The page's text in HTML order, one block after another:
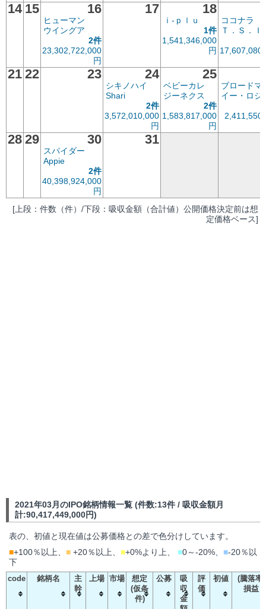
14 15 16
ヒューマン
ウイングア
2件
23,302,722,000
円
17 18
ｉ‐ｐｌｕ
1件
1,541,346,000
円
ココナラ
Ｔ．Ｓ．Ｉ
21 22 23 24
シキノハイ
Shari
2件
3,572,010,000
円
25
ベビーカレ
ジーネクス
2件
1,583,817,000
円
ブロードマ
イー・ロジ
28 29 30
スパイダー
Appie
2件
40,398,924,000
円
31
[上段：件数（件）/下段：吸収金額（合計値）公開価格決定前は想
定価格ベース]
2021年03月のIPO銘柄情報一覧 (件数:13件 / 吸収金額月
計:90,417,449,000円)
表の、初値と現在値は公募価格との差で色分けしています。
■+100％以上、 ■ +20％以上、 ■+0%より上、 ■0～-20%、 ■-20％以
下
code 銘柄名
主
幹
上場 市場
想定
(仮条
件)
公募
吸
収
金
評
価
初値
(騰落率)
損益